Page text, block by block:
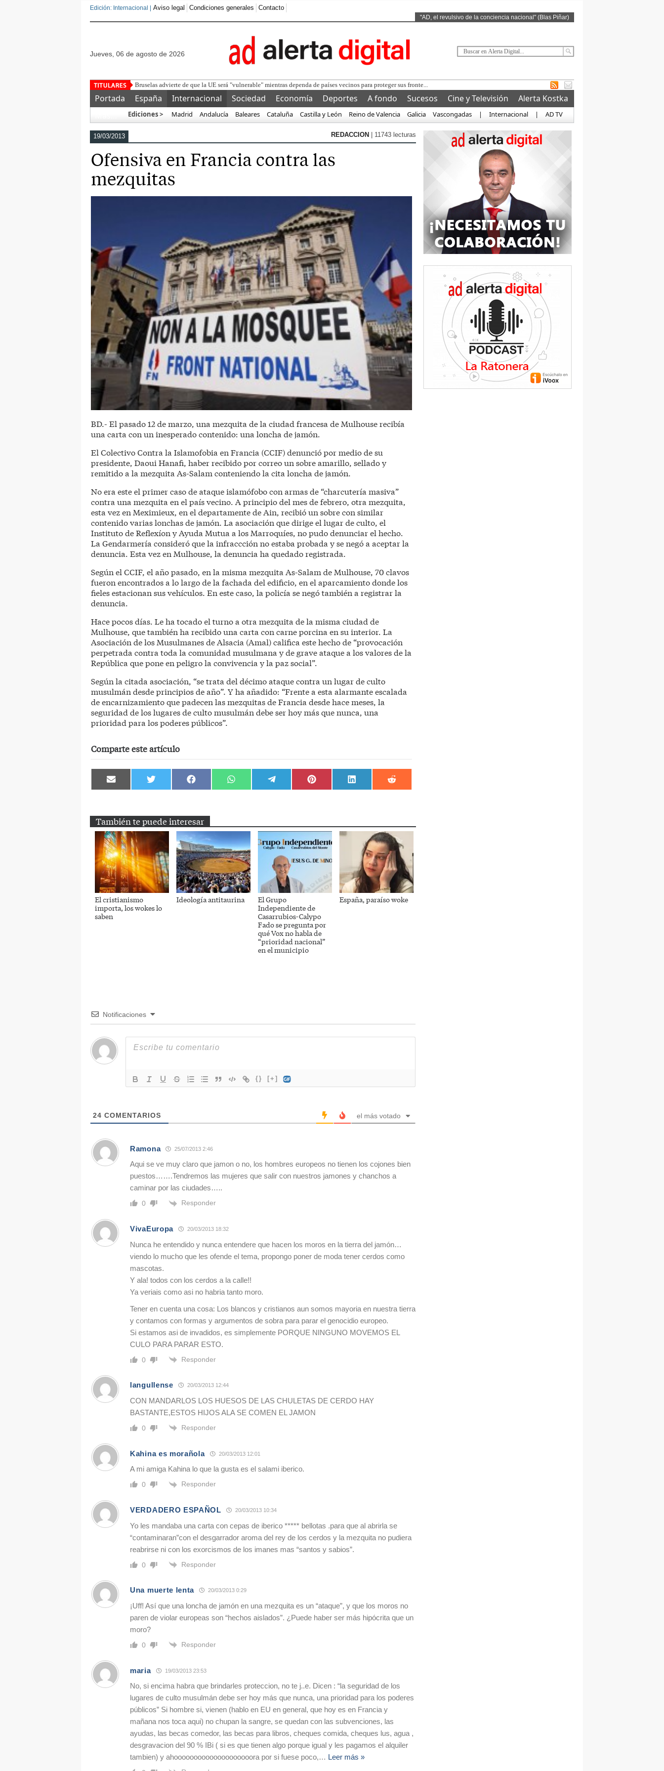
Edición: Internacional | Aviso legal Condiciones generales Contacto
"AD, el revulsivo de la conciencia nacional" (Blas Piñar)
jueves, 06 de agosto de 2026
Detenido un marroquí tras
Portada España Internacional Sociedad Economía Deportes A fondo Sucesos Cine y Televisión
Alerta Kostka
Ediciones > Madrid Andalucía Baleares Cataluña Castilla y León Reino de Valencia Galicia Vascongadas | Internacional | AD TV
19/03/2013 REDACCION | 11743 lecturas
Ofensiva en Francia contra las
mezquitas
BD.- El pasado 12 de marzo, una mezquita de la ciudad francesa de Mulhouse recibía
una carta con un inesperado contenido: una loncha de jamón.
El Colectivo Contra la Islamofobia en Francia (CCIF) denunció por medio de su
presidente, Daoui Hanafi, haber recibido por correo un sobre amarillo, sellado y
remitido a la mezquita As-Salam conteniendo la cita loncha de jamón.
No era este el primer caso de ataque islamófobo con armas de “charcutería masiva”
contra una mezquita en el país vecino. A principio del mes de febrero, otra mezquita,
esta vez en Meximieux, en el departamente de Ain, recibió un sobre con similar
contenido varias lonchas de jamón. La asociación que dirige el lugar de culto, el
Instituto de Reflexíon y Ayuda Mutua a los Marroquíes, no pudo denunciar el hecho.
La Gendarmería consideró que la infraccción no estaba probada y se negó a aceptar la
denuncia. Esta vez en Mulhouse, la denuncia ha quedado registrada.
Según el CCIF, el año pasado, en la misma mezquita As-Salam de Mulhouse, 70 clavos
fueron encontrados a lo largo de la fachada del edificio, en el aparcamiento donde los
fieles estacionan sus vehículos. En este caso, la policía se negó también a registrar la
denuncia.
Hace pocos días. Le ha tocado el turno a otra mezquita de la misma ciudad de
Mulhouse, que también ha recibido una carta con carne porcina en su interior. La
Asociación de los Musulmanes de Alsacia (Amal) califica este hecho de “provocación
perpetrada contra toda la comunidad musulmana y de grave ataque a los valores de la
República que pone en peligro la convivencia y la paz social”.
Según la citada asociación, “se trata del décimo ataque contra un lugar de culto
musulmán desde principios de año”. Y ha añadido: “Frente a esta alarmante escalada
de encarnizamiento que padecen las mezquitas de Francia desde hace meses, la
seguridad de los lugares de culto musulmán debe ser hoy más que nunca, una
prioridad para los poderes públicos”.
Comparte este artículo
Compartir
en
Compartir
en
Compartir
en
Compartir
en
Compartir
en
Compartir
en
Compartir
en
Compartir
en
También te puede interesar
El cristianismo
importa, los wokes lo
saben
Ideología antitaurina
El Grupo
Independiente de
Casarrubios-Calypo
Fado se pregunta por
qué Vox no habla de
“prioridad nacional”
en el municipio
España, paraíso woke
Notificaciones
{} [+]
24 COMENTARIOS el más votado
Ramona 25/07/2013 2:46
Aqui se ve muy claro que jamon o no, los hombres europeos no tienen los cojones bien
puestos…….Tendremos las mujeres que salir con nuestros jamones y chanchos a
caminar por las ciudades…..
0 Responder
VivaEuropa 20/03/2013 18:32
Nunca he entendido y nunca entendere que hacen los moros en la tierra del jamón…
viendo lo mucho que les ofende el tema, propongo poner de moda tener cerdos como
mascotas.
Y ala! todos con los cerdos a la calle!!
Ya veriais como asi no habria tanto moro.
Tener en cuenta una cosa: Los blancos y cristianos aun somos mayoria en nuestra tierra
y contamos con formas y argumentos de sobra para parar el genocidio europeo.
Si estamos asi de invadidos, es simplemente PORQUE NINGUNO MOVEMOS EL
CULO PARA PARAR ESTO.
0 Responder
langullense 20/03/2013 12:44
CON MANDARLOS LOS HUESOS DE LAS CHULETAS DE CERDO HAY
BASTANTE,ESTOS HIJOS ALA SE COMEN EL JAMON
0 Responder
Kahina es morañola 20/03/2013 12:01
A mi amiga Kahina lo que la gusta es el salami iberico.
0 Responder
VERDADERO ESPAÑOL 20/03/2013 10:34
Yo les mandaba una carta con cepas de iberico ***** bellotas .para que al abrirla se
“contaminaran”con el desgarrador aroma del rey de los cerdos y la mezquita no pudiera
reabrirse ni con los exorcismos de los imanes mas “santos y sabios”.
0 Responder
Una muerte lenta 20/03/2013 0:29
¡Uff! Así que una loncha de jamón en una mezquita es un “ataque”, y que los moros no
paren de violar europeas son “hechos aislados”. ¿Puede haber ser más hipócrita que un
moro?
0 Responder
maria 19/03/2013 23:53
No, si encima habra que brindarles proteccion, no te j..e. Dicen : “la seguridad de los
lugares de culto musulmán debe ser hoy más que nunca, una prioridad para los poderes
públicos” Si hombre si, vienen (hablo en EU en general, que hoy es en Francia y
mañana nos toca aqui) no chupan la sangre, se quedan con las subvenciones, las
ayudas, las becas comedor, las becas para libros, cheques comida, cheques lus, agua ,
desgravacion del 90 % IBi ( si es que tienen algo porque igual y les pagamos el alquiler
tambien) y ahoooooooooooooooooooora por si fuese poco,… Leer más »